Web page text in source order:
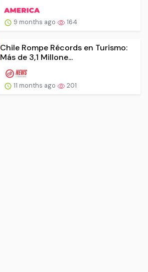
9 months ago 164
Chile Rompe Récords en Turismo:
Más de 3,1 Millone...
11 months ago 201